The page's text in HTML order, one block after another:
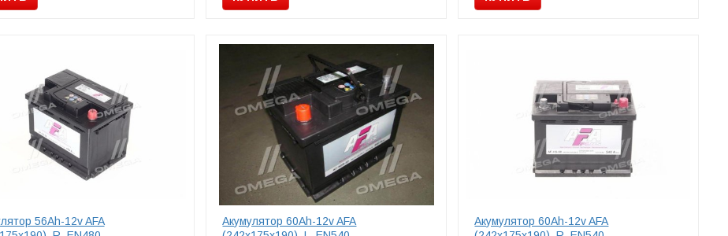
56Ah-12v AFA
Акумулятор 60Ah-12v AFA
Акумулятор 60Ah-12v AFA